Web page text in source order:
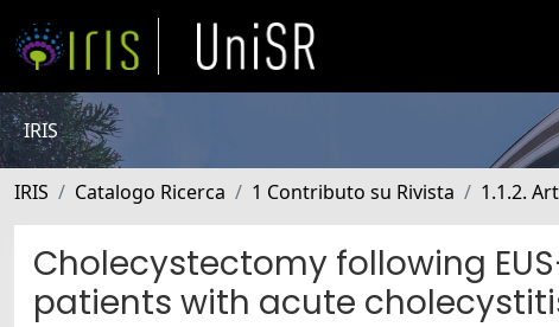
IRIS
IRIS Catalogo Ricerca 1 Contributo su Rivista 1.1.2.
Cholecystectomy following
patients with acute